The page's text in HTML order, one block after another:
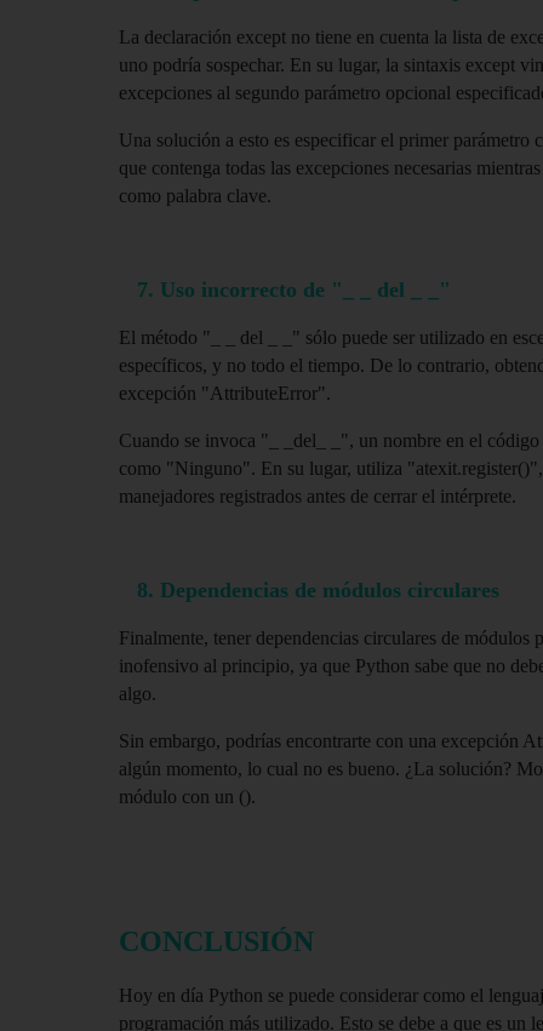
La declaración except no tiene en cuenta la lista de
uno podría sospechar. En su lugar, la sintaxis except
excepciones al segundo parámetro opcional
Una solución a esto es especificar el primer parámetro
que contenga todas las excepciones necesarias
como palabra clave.
   7. Uso incorrecto de "_ _ del _ _"
El método "_ _ del _ _" sólo puede ser utilizado en
específicos, y no todo el tiempo. De lo contrario,
excepción "AttributeError".
Cuando se invoca "_ _del_ _", un nombre en el código
como "Ninguno". En su lugar, utiliza
manejadores registrados antes de cerrar el intérprete.
   8. Dependencias de módulos circulares
Finalmente, tener dependencias circulares de módulos
inofensivo al principio, ya que Python sabe que no
algo.
Sin embargo, podrías encontrarte con una excepción
algún momento, lo cual no es bueno. ¿La solución?
módulo con un ().
CONCLUSIÓN
Hoy en día Python se puede considerar como el
programación más utilizado. Esto se debe a que es un